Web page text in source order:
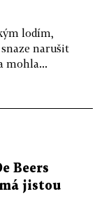
lodím,
narušit
mohla...
Beers
jistou